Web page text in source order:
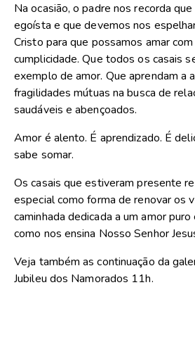
Na ocasião, o padre nos recorda
egoísta e que devemos nos
Cristo para que possamos amar
cumplicidade. Que todos os casais
exemplo de amor. Que aprendam a
fragilidades mútuas na busca de
saudáveis e abençoados.
Amor é alento. É aprendizado. É
sabe somar.
Os casais que estiveram presente
especial como forma de renovar os
caminhada dedicada a um amor
como nos ensina Nosso Senhor
Veja também as continuação da
Jubileu dos Namorados 11h.